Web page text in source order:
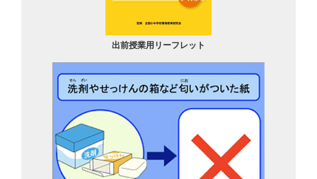
出前授業用リーフレット